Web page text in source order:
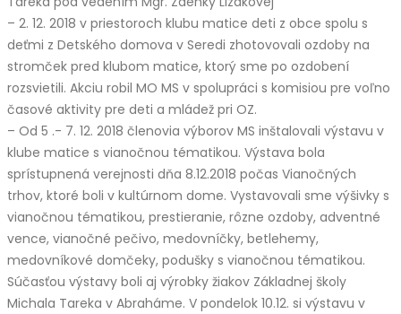
– 2. 12. 2018 v priestoroch klubu matice deti z obce spolu s
deťmi z Detského domova v Seredi zhotovovali ozdoby na
stromček pred klubom matice, ktorý sme po ozdobení
rozsvietili. Akciu robil MO MS v spolupráci s komisiou pre voľno
časové aktivity pre deti a mládež pri OZ.
– Od 5 .- 7. 12. 2018 členovia výborov MS inštalovali výstavu v
klube matice s vianočnou tématikou. Výstava bola
sprístupnená verejnosti dňa 8.12.2018 počas Vianočných
trhov, ktoré boli v kultúrnom dome. Vystavovali sme výšivky s
vianočnou tématikou, prestieranie, rôzne ozdoby, adventné
vence, vianočné pečivo, medovníčky, betlehemy,
medovníkové domčeky, podušky s vianočnou tématikou.
Súčasťou výstavy boli aj výrobky žiakov Základnej školy
Michala Tareka v Abraháme. V pondelok 10.12. si výstavu v